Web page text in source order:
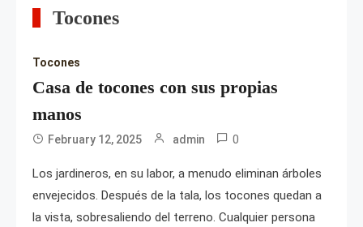
Tocones
Tocones
Casa de tocones con sus propias
manos
February 12, 2025 admin 0
Los jardineros, en su labor, a menudo eliminan árboles
envejecidos. Después de la tala, los tocones quedan a
la vista, sobresaliendo del terreno. Cualquier persona